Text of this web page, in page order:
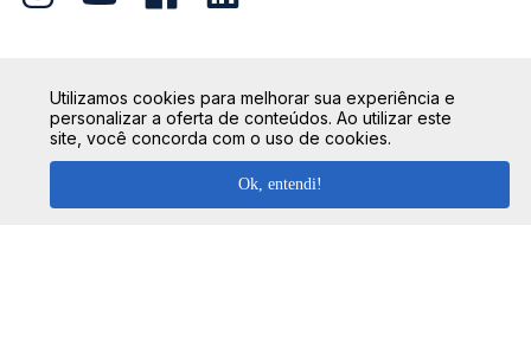
SEGURANÇA
Utilizamos cookies para melhorar sua experiência e
personalizar a oferta de conteúdos. Ao utilizar este
site, você concorda com o uso de cookies.
Ok, entendi!